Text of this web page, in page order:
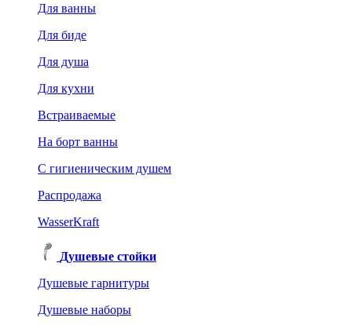
Для ванны
Для биде
Для душа
Для кухни
Встраиваемые
На борт ванны
C гигиеническим душем
Распродажа
WasserKraft
Душевые стойки
Душевые гарнитуры
Душевые наборы